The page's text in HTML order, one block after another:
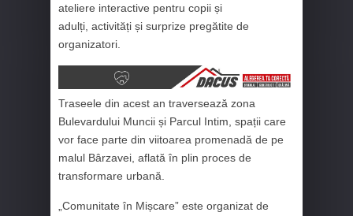
ateliere interactive pentru copii și
adulți, activități și surprize pregătite de
organizatori.
Traseele din acest an traversează zona
Bulevardului Muncii și Parcul Intim, spații care
vor face parte din viitoarea promenadă de pe
malul Bârzavei, aflată în plin proces de
transformare urbană.
„Comunitate în Mișcare” este organizat de